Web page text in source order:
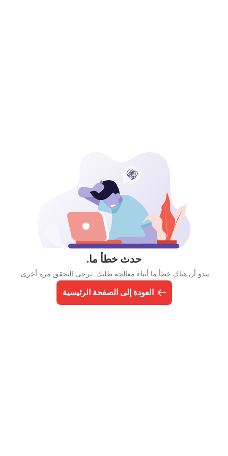
حدث خطأ ما.
يبدو أن هناك خطأ ما أثناء معالجة طلبك. يرجى التحقق مرة أخرى.
العودة إلى الصفحة الرئيسية